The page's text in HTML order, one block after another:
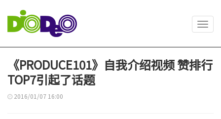
《PRODUCE101》自我介绍视频 赞排行
TOP7引起了话题
2016/01/07 16:00